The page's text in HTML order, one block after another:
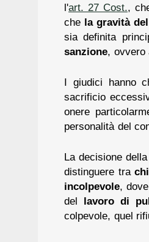
l'art. 27 Cost.,
che la gravità
sia definita
sanzione, ovvero
I giudici hanno
sacrificio
onere
personalità del
La decisione
distinguere tra
incolpevole,
del lavoro di
colpevole, quel